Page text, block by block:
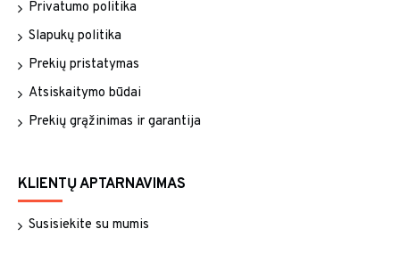
Privatumo politika
Slapukų politika
Prekių pristatymas
Atsiskaitymo būdai
Prekių grąžinimas ir garantija
KLIENTŲ APTARNAVIMAS
Susisiekite su mumis